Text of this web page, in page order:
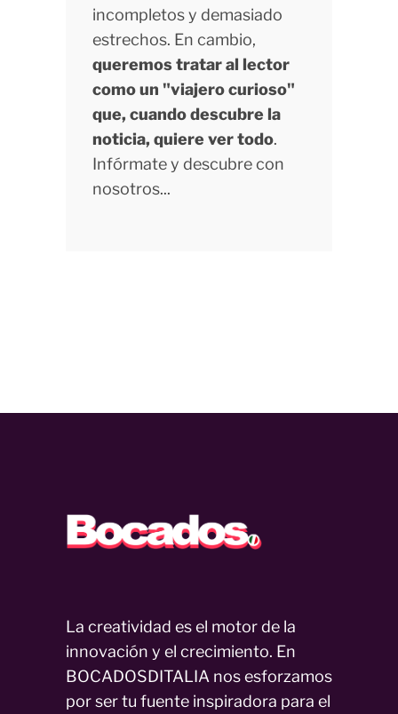
incompletos y demasiado
estrechos. En cambio,
queremos tratar al lector
como un "viajero curioso"
que, cuando descubre la
noticia, quiere ver todo.
Infórmate y descubre con
nosotros...
La creatividad es el motor de la
innovación y el crecimiento. En
BOCADOSDITALIA nos esforzamos
por ser tu fuente inspiradora para el